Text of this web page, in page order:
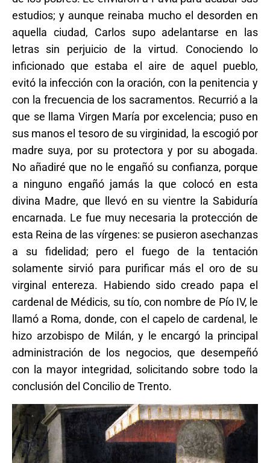
estudios; y aunque reinaba mucho el desorden en
aquella ciudad, Carlos supo adelantarse en las
letras sin perjuicio de la virtud. Conociendo lo
inficionado que estaba el aire de aquel pueblo,
evitó la infección con la oración, con la penitencia y
con la frecuencia de los sacramentos. Recurrió a la
que se llama Virgen María por excelencia; puso en
sus manos el tesoro de su virginidad, la escogió por
madre suya, por su protectora y por su abogada.
No añadiré que no le engañó su confianza, porque
a ninguno engañó jamás la que colocó en esta
divina Madre, que llevó en su vientre la Sabiduría
encarnada. Le fue muy necesaria la protección de
esta Reina de las vírgenes: se pusieron asechanzas
a su fidelidad; pero el fuego de la tentación
solamente sirvió para purificar más el oro de su
virginal entereza. Habiendo sido creado papa el
cardenal de Médicis, su tío, con nombre de Pío IV, le
llamó a Roma, donde, con el capelo de cardenal, le
hizo arzobispo de Milán, y le encargó la principal
administración de los negocios, que desempeñó
con la mayor integridad, solicitando sobre todo la
conclusión del Concilio de Trento.